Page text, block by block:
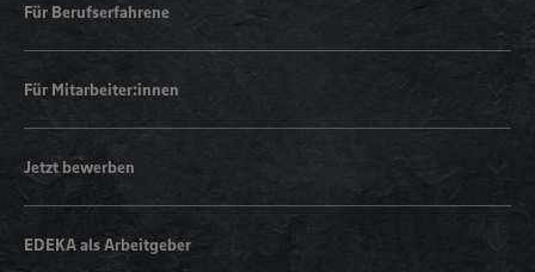
Für Berufserfahrene
Für Mitarbeiter:innen
Jetzt bewerben
EDEKA als Arbeitgeber